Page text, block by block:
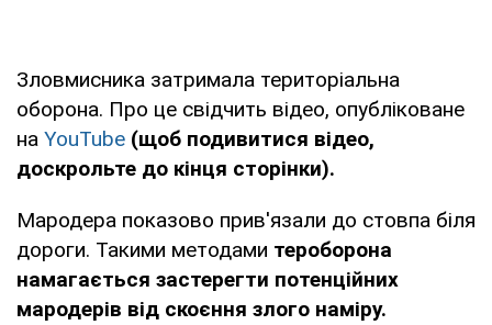
Зловмисника затримала територіальна
оборона. Про це свідчить відео, опубліковане
на YouTube (щоб подивитися відео,
доскрольте до кінця сторінки).
Мародера показово прив'язали до стовпа біля
дороги. Такими методами тероборона
намагається застерегти потенційних
мародерів від скоєння злого наміру.